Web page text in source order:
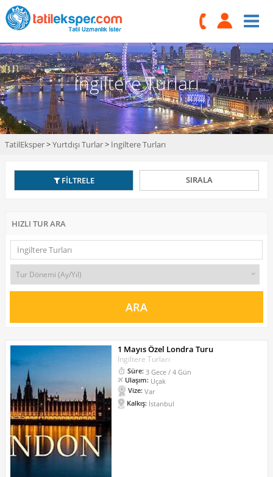
İngiltere Turları
TatilEksper>Yurtdışı Turlar> İngiltere Turları
FİLTRELE SIRALA
HIZLI TUR ARA
1 Mayıs Özel Londra Turu
İngiltere Turları
Süre: 3 Gece / 4 Gün
Ulaşım: Uçak
Vize: Var
Kalkış: İstanbul